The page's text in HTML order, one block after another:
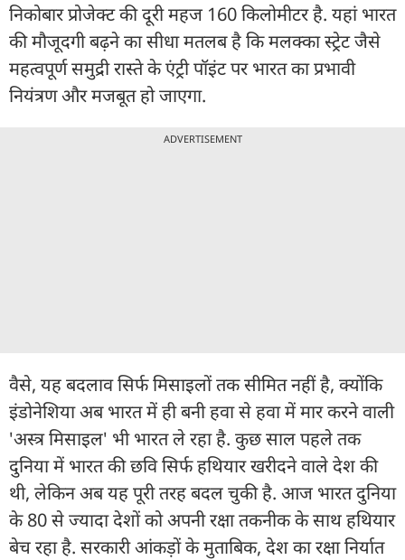
निकोबार प्रोजेक्ट की दूरी महज 160 किलोमीटर है. यहां भारत
की मौजूदगी बढ़ने का सीधा मतलब है कि मलक्का स्ट्रेट जैसे
महत्वपूर्ण समुद्री रास्ते के एंट्री पॉइंट पर भारत का प्रभावी
नियंत्रण और मजबूत हो जाएगा.
ADVERTISEMENT
वैसे, यह बदलाव सिर्फ मिसाइलों तक सीमित नहीं है, क्योंकि
इंडोनेशिया अब भारत में ही बनी हवा से हवा में मार करने वाली
'अस्त्र मिसाइल' भी भारत ले रहा है. कुछ साल पहले तक
दुनिया में भारत की छवि सिर्फ हथियार खरीदने वाले देश की
थी, लेकिन अब यह पूरी तरह बदल चुकी है. आज भारत दुनिया
के 80 से ज्यादा देशों को अपनी रक्षा तकनीक के साथ हथियार
बेच रहा है. सरकारी आंकड़ों के मुताबिक, देश का रक्षा निर्यात